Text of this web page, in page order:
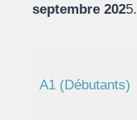
septembre 2025.
A1 (Débutants)